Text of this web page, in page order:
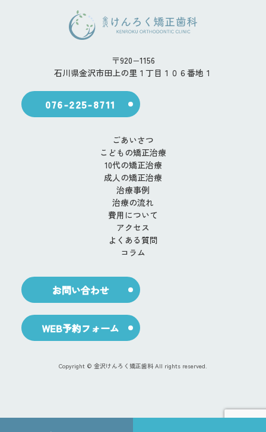
〒920−1156
石川県金沢市田上の里１丁目１０６番地１
076-225-8711
ごあいさつ
こどもの矯正治療
10代の矯正治療
成人の矯正治療
治療事例
治療の流れ
費用について
アクセス
よくある質問
コラム
お問い合わせ
WEB予約フォーム
Copyright © 金沢けんろく矯正歯科 All rights reserved.